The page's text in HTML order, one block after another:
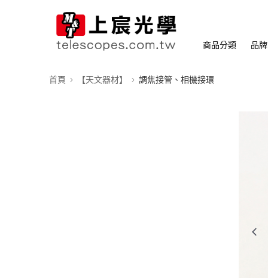
商品分類 品
首頁 【天文器材】 調焦接管、相機接環